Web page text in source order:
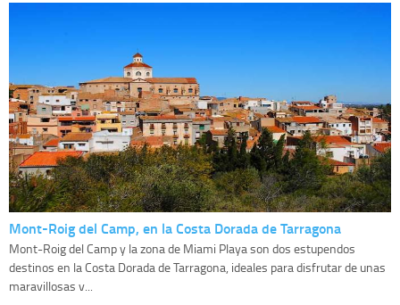
Mont-Roig del Camp, en la Costa Dorada de Tarragona
Mont-Roig del Camp y la zona de Miami Playa son dos estupendos
destinos en la Costa Dorada de Tarragona, ideales para disfrutar de unas
maravillosas v...